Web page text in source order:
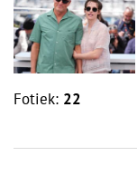
Fotiek: 22